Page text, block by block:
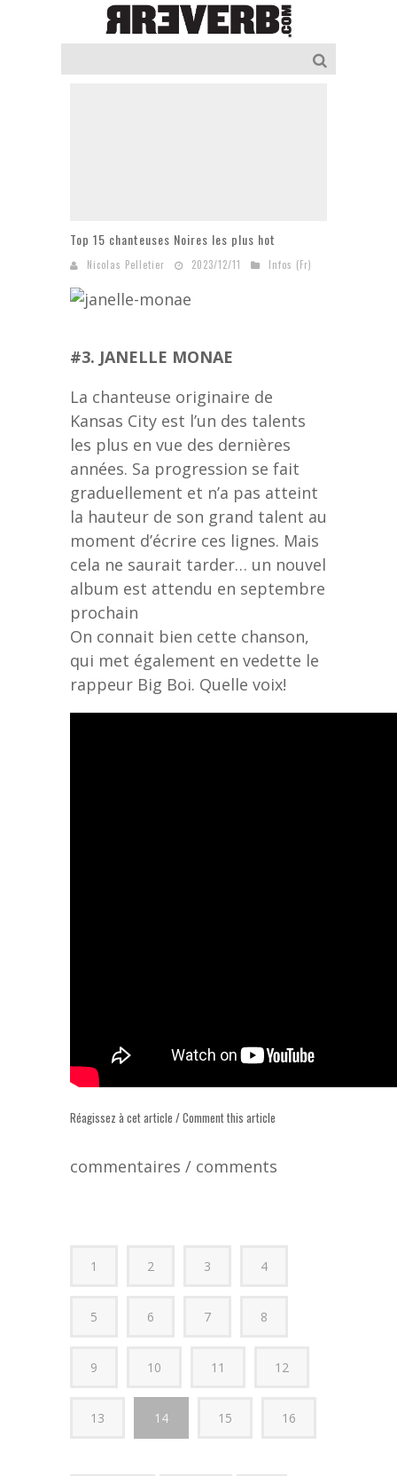
Top 15 chanteuses Noires les plus hot
Nicolas Pelletier 2023/12/11 Infos (Fr)
#3. JANELLE MONAE
La chanteuse originaire de
Kansas City est l’un des talents
les plus en vue des dernières
années. Sa progression se fait
graduellement et n’a pas atteint
la hauteur de son grand talent au
moment d’écrire ces lignes. Mais
cela ne saurait tarder… un nouvel
album est attendu en septembre
prochain
On connait bien cette chanson,
qui met également en vedette le
rappeur Big Boi. Quelle voix!
Réagissez à cet article / Comment this article
commentaires / comments
1 2 3 4
5 6 7 8
9 10 11 12
13 14 15 16